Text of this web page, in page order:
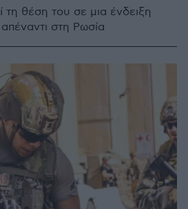
τη θέση του σε μια ένδειξη
στη Ρωσία